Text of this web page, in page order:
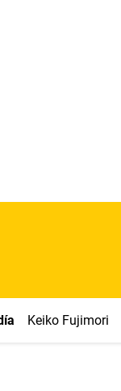
Keiko Fujimori